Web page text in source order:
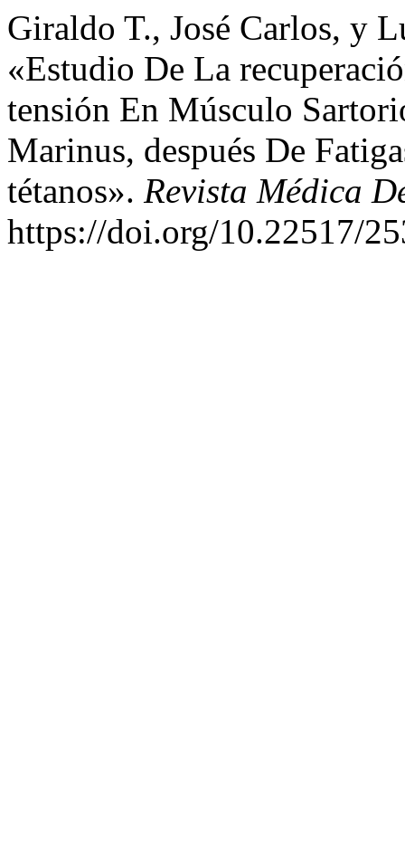
Giraldo T., José Carlos, y
«Estudio De La
tensión En Músculo
Marinus, después De
tétanos». Revista Médica
https://doi.org/10.22517/